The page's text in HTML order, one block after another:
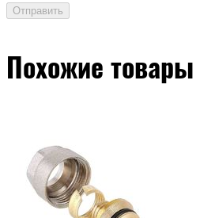
Отправить
Похожие товары